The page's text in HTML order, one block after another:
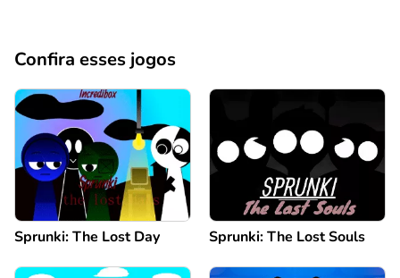
Confira esses jogos
Sprunki: The Lost Day Sprunki: The Lost Souls